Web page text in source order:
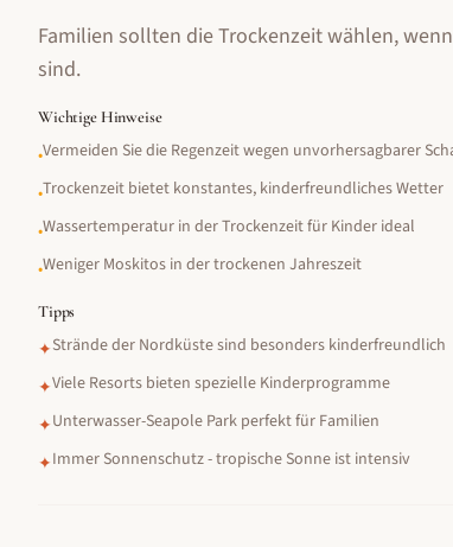
Familien sollten die Trockenzeit wählen,
sind.
Wichtige Hinweise
•Vermeiden Sie die Regenzeit wegen unvorhersagbarer
•Trockenzeit bietet konstantes, kinderfreundliches Wetter
•Wassertemperatur in der Trockenzeit für Kinder ideal
•Weniger Moskitos in der trockenen Jahreszeit
Tipps
✦Strände der Nordküste sind besonders kinderfreundlich
✦Viele Resorts bieten spezielle Kinderprogramme
✦Unterwasser-Seapole Park perfekt für Familien
✦Immer Sonnenschutz - tropische Sonne ist intensiv